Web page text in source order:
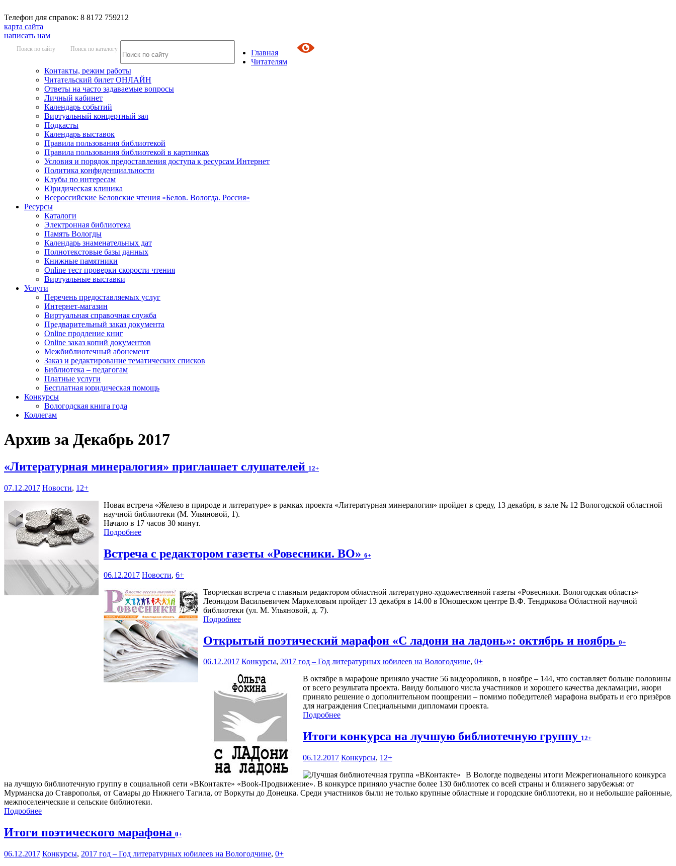
Телефон для справок: 8 8172 759212
карта сайта
написать нам
Поиск по сайту Поиск по каталогу
Главная
Читателям
Контакты, режим работы
Читательский билет ОНЛАЙН
Ответы на часто задаваемые вопросы
Личный кабинет
Календарь событий
Виртуальный концертный зал
Подкасты
Календарь выставок
Правила пользования библиотекой
Правила пользования библиотекой в картинках
Условия и порядок предоставления доступа к ресурсам Интернет
Политика конфиденциальности
Клубы по интересам
Юридическая клиника
Всероссийские Беловские чтения «Белов. Вологда. Россия»
Ресурсы
Каталоги
Электронная библиотека
Память Вологды
Календарь знаменательных дат
Полнотекстовые базы данных
Книжные памятники
Online тест проверки скорости чтения
Виртуальные выставки
Услуги
Перечень предоставляемых услуг
Интернет-магазин
Виртуальная справочная служба
Предварительный заказ документа
Online продление книг
Online заказ копий документов
Межбиблиотечный абонемент
Заказ и редактирование тематических списков
Библиотека – педагогам
Платные услуги
Бесплатная юридическая помощь
Конкурсы
Вологодская книга года
Коллегам
Архив за Декабрь 2017
«Литературная минералогия» приглашает слушателей 12+
07.12.2017 Новости, 12+
Новая встреча «Железо в природе и литературе» в рамках проекта «Литературная минералогия» пройдет в среду, 13 декабря, в зале № 12 Вологодской областной
научной библиотеки (М. Ульяновой, 1).
Начало в 17 часов 30 минут.
Подробнее
Встреча с редактором газеты «Ровесники. ВО» 6+
06.12.2017 Новости, 6+
Творческая встреча с главным редактором областной литературно-художественной газеты «Ровесники. Вологодская область»
Леонидом Васильевичем Маркеловым пройдет 13 декабря в 14.00 в Юношеском центре В.Ф. Тендрякова Областной научной
библиотеки (ул. М. Ульяновой, д. 7).
Подробнее
Открытый поэтический марафон «С ладони на ладонь»: октябрь и ноябрь 0+
06.12.2017 Конкурсы, 2017 год – Год литературных юбилеев на Вологодчине, 0+
В октябре в марафоне приняло участие 56 видеороликов, в ноябре – 144, что составляет больше половины
от всего результата проекта. Ввиду большого числа участников и хорошего качества декламации, жюри
приняло решение о дополнительном поощрении – помимо победителей марафона выбрать и его призёров
для награждения Специальными дипломами проекта.
Подробнее
Итоги конкурса на лучшую библиотечную группу 12+
06.12.2017 Конкурсы, 12+
В Вологде подведены итоги Межрегионального конкурса
на лучшую библиотечную группу в социальной сети «ВКонтакте» «Book-Продвижение». В конкурсе приняло участие более 130 библиотек со всей страны и ближнего зарубежья: от
Мурманска до Ставрополья, от Самары до Нижнего Тагила, от Воркуты до Донецка. Среди участников были не только крупные областные и городские библиотеки, но и небольшие районные,
межпоселенческие и сельские библиотеки.
Подробнее
Итоги поэтического марафона 0+
06.12.2017 Конкурсы, 2017 год – Год литературных юбилеев на Вологодчине, 0+